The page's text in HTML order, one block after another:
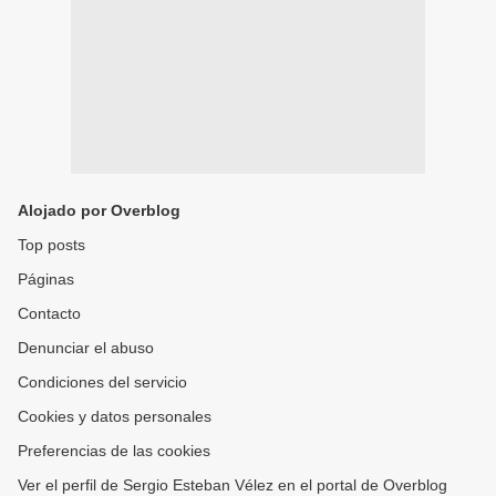
Alojado por Overblog
Top posts
Páginas
Contacto
Denunciar el abuso
Condiciones del servicio
Cookies y datos personales
Preferencias de las cookies
Ver el perfil de Sergio Esteban Vélez en el portal de Overblog